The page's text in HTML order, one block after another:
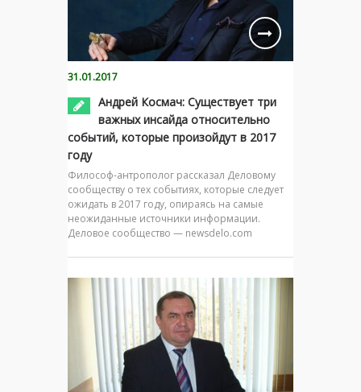
31.01.2017
Андрей Космач: Существует три
важных инсайда относительно
событий, которые произойдут в 2017
году
Философ-антрополог рассказал Деловому
сообществу о тех событиях, которые следует
ожидать в 2017 году, опираясь на самые
неожиданные источники информации.
Деловое сообщество — newsdelo.com